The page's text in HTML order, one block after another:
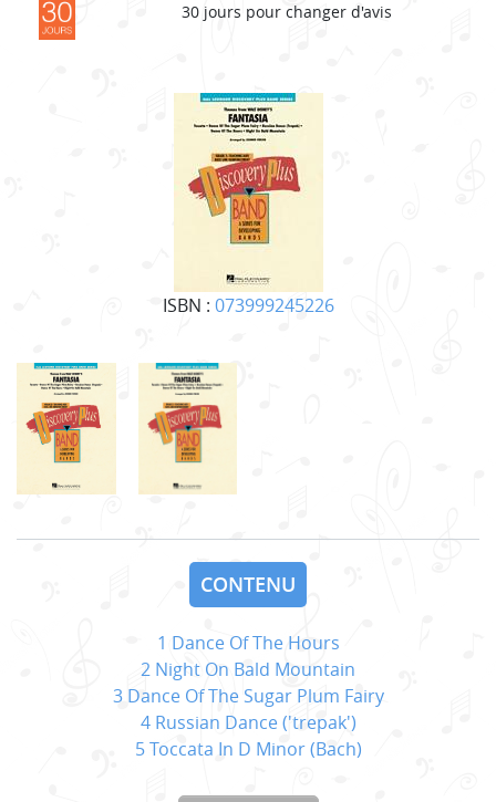
ISBN : 073999245226
30 jours pour changer d'avis
CONTENU
1 Dance Of The Hours
2 Night On Bald Mountain
3 Dance Of The Sugar Plum Fairy
4 Russian Dance ('trepak')
5 Toccata In D Minor (Bach)